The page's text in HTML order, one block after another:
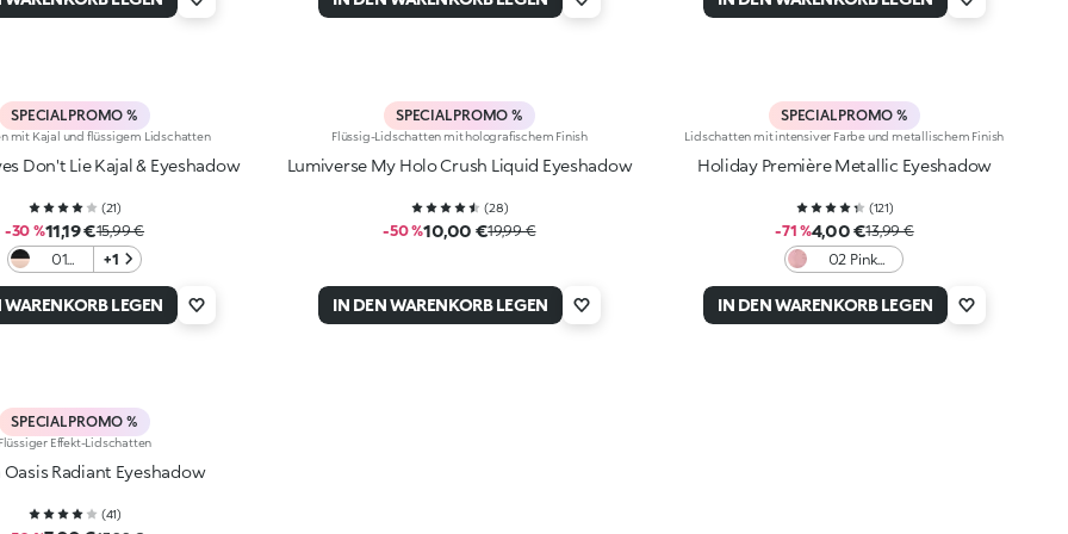
SPECIAL PROMO %
mit Kajal und flüssigem Lidschatten
Don't Lie Kajal & Eyeshadow
(21)
-30 %11,19 €15,99 €
01
Dusted
+1
WARENKORB LEGEN
SPECIAL PROMO %
Flüssig-Lidschatten mit holografischem Finish
Lumiverse My Holo Crush Liquid Eyeshadow
(28)
-50 %10,00 €19,99 €
IN DEN WARENKORB LEGEN
SPECIAL PROMO %
Lidschatten mit intensiver Farbe und metallischem Finish
Holiday Première Metallic Eyeshadow
(121)
-71 %4,00 €13,99 €
02 Pink
IN DEN WARENKORB LEGEN
SPECIAL PROMO %
Flüssiger Effekt-Lidschatten
Radiant Eyeshadow
(41)